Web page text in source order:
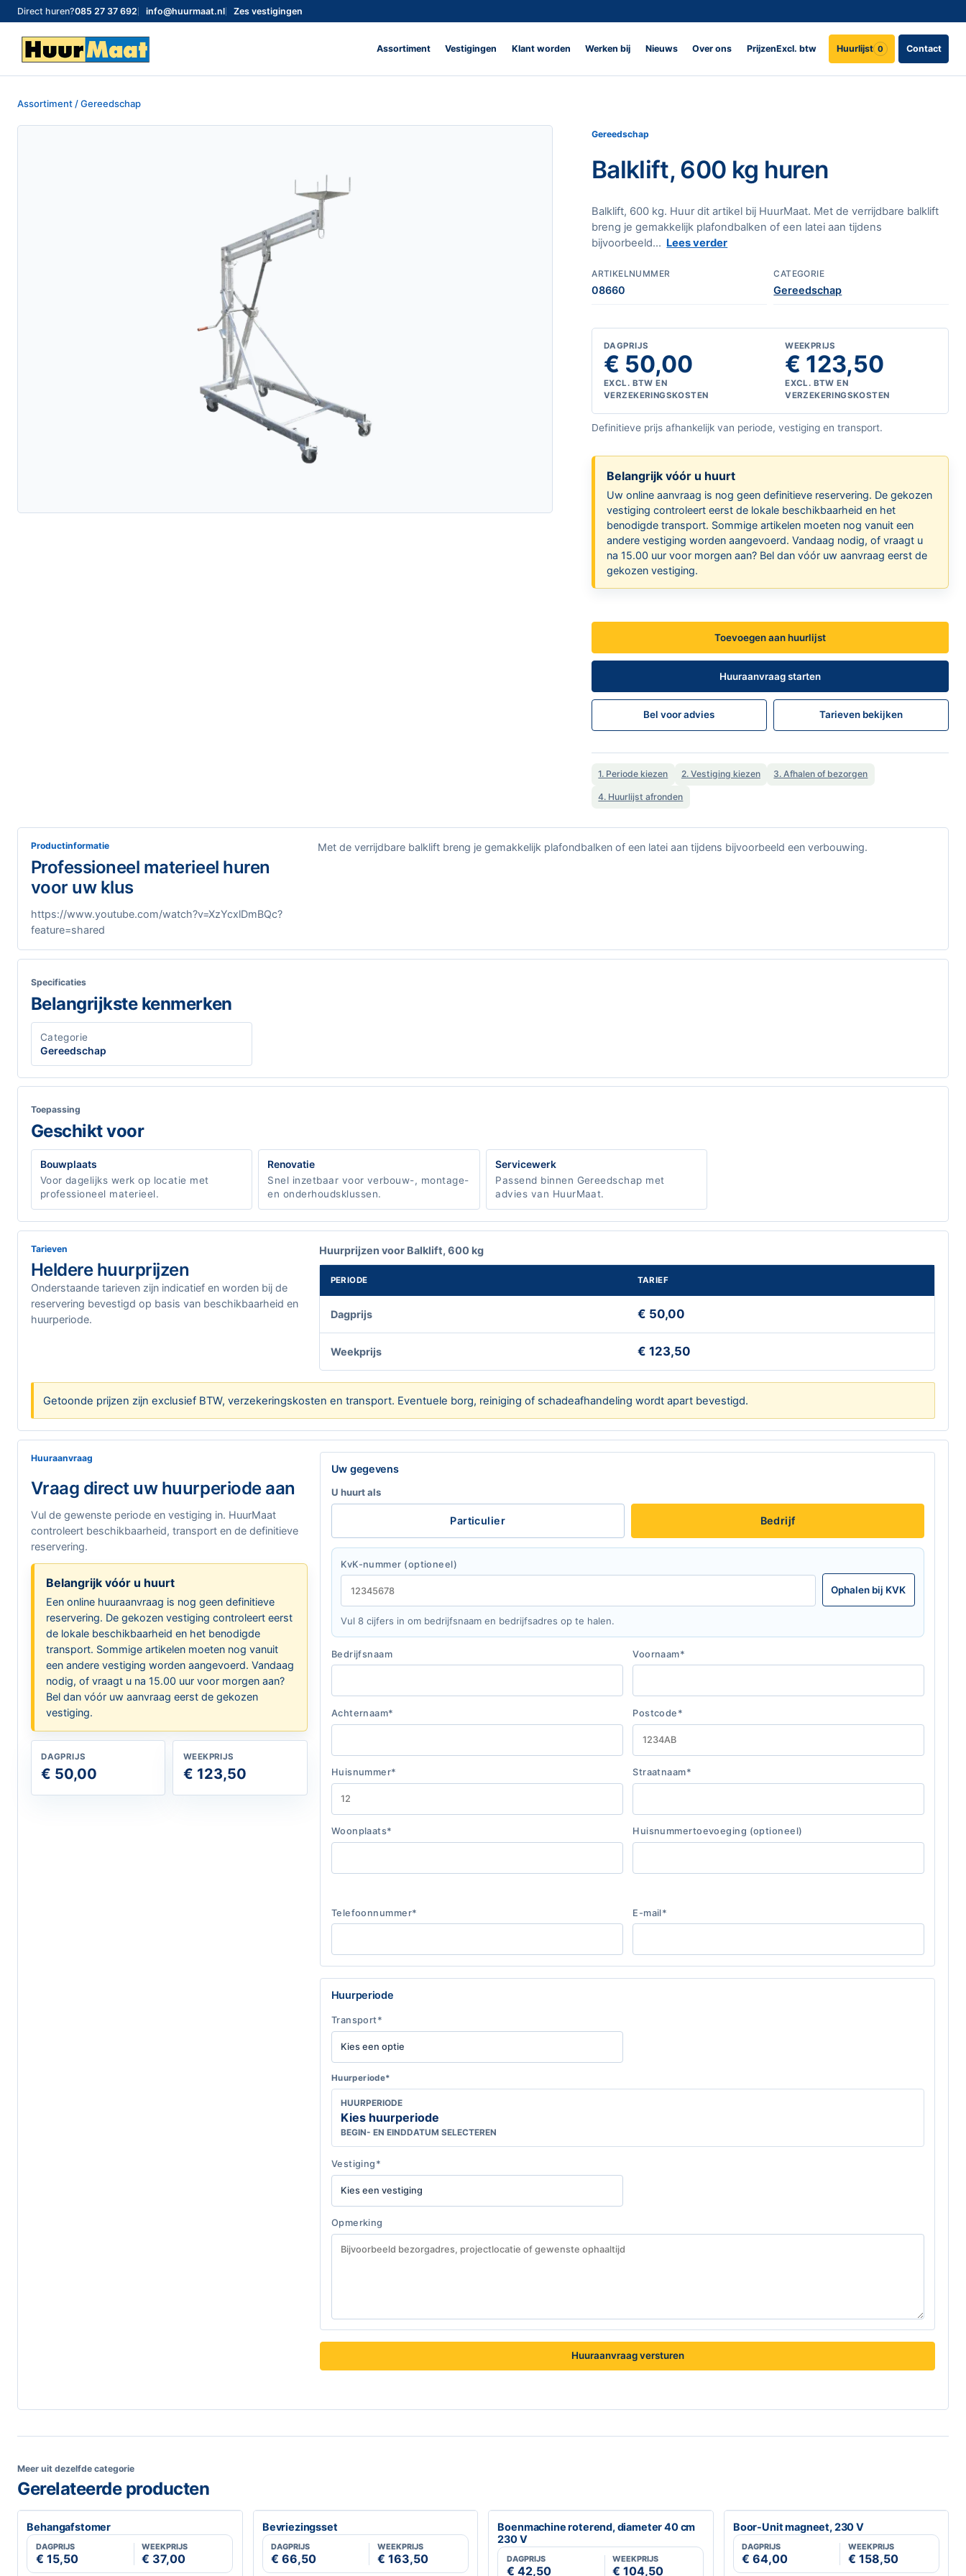
Direct huren?085 27 37 692 info@huurmaat.nl Zes vestigingen
Assortiment Vestigingen Klant worden Werken bij Nieuws Over ons PrijzenExcl. btw Huurlijst 0 Contact
Assortiment / Gereedschap
Gereedschap
Balklift, 600 kg huren
Balklift, 600 kg. Huur dit artikel bij HuurMaat. Met de verrijdbare balklift
breng je gemakkelijk plafondbalken of een latei aan tijdens
bijvoorbeeld... Lees verder
ARTIKELNUMMER
08660
CATEGORIE
Gereedschap
DAGPRIJS
€ 50,00
EXCL. BTW EN
VERZEKERINGSKOSTEN
WEEKPRIJS
€ 123,50
EXCL. BTW EN
VERZEKERINGSKOSTEN
Definitieve prijs afhankelijk van periode, vestiging en transport.
Belangrijk vóór u huurt
Uw online aanvraag is nog geen definitieve reservering. De gekozen
vestiging controleert eerst de lokale beschikbaarheid en het
benodigde transport. Sommige artikelen moeten nog vanuit een
andere vestiging worden aangevoerd. Vandaag nodig, of vraagt u
na 15.00 uur voor morgen aan? Bel dan vóór uw aanvraag eerst de
gekozen vestiging.
Toevoegen aan huurlijst
Huuraanvraag starten
Bel voor advies Tarieven bekijken
1. Periode kiezen 2. Vestiging kiezen 3. Afhalen of bezorgen
4. Huurlijst afronden
Productinformatie
Professioneel materieel huren
voor uw klus
Met de verrijdbare balklift breng je gemakkelijk plafondbalken of een latei aan tijdens bijvoorbeeld een verbouwing.
https://www.youtube.com/watch?v=XzYcxlDmBQc?
feature=shared
Specificaties
Belangrijkste kenmerken
Categorie
Gereedschap
Toepassing
Geschikt voor
Bouwplaats
Voor dagelijks werk op locatie met
professioneel materieel.
Renovatie
Snel inzetbaar voor verbouw-, montage-
en onderhoudsklussen.
Servicewerk
Passend binnen Gereedschap met
advies van HuurMaat.
Tarieven
Heldere huurprijzen
Onderstaande tarieven zijn indicatief en worden bij de
reservering bevestigd op basis van beschikbaarheid en
huurperiode.
Huurprijzen voor Balklift, 600 kg
PERIODE TARIEF
Dagprijs € 50,00
Weekprijs € 123,50
Getoonde prijzen zijn exclusief BTW, verzekeringskosten en transport. Eventuele borg, reiniging of schadeafhandeling wordt apart bevestigd.
Huuraanvraag
Vraag direct uw huurperiode aan
Vul de gewenste periode en vestiging in. HuurMaat
controleert beschikbaarheid, transport en de definitieve
reservering.
Belangrijk vóór u huurt
Een online huuraanvraag is nog geen definitieve
reservering. De gekozen vestiging controleert eerst
de lokale beschikbaarheid en het benodigde
transport. Sommige artikelen moeten nog vanuit
een andere vestiging worden aangevoerd. Vandaag
nodig, of vraagt u na 15.00 uur voor morgen aan?
Bel dan vóór uw aanvraag eerst de gekozen
vestiging.
DAGPRIJS
€ 50,00
WEEKPRIJS
€ 123,50
Uw gegevens
U huurt als
Particulier Bedrijf
KvK-nummer (optioneel)
Ophalen bij KVK
Vul 8 cijfers in om bedrijfsnaam en bedrijfsadres op te halen.
Bedrijfsnaam Voornaam*
Achternaam* Postcode*
Huisnummer* Straatnaam*
Woonplaats* Huisnummertoevoeging (optioneel)
Telefoonnummer* E-mail*
Huurperiode
Transport*
Huurperiode*
HUURPERIODE
Kies huurperiode
BEGIN- EN EINDDATUM SELECTEREN
Vestiging*
Opmerking
Huuraanvraag versturen
Meer uit dezelfde categorie
Gerelateerde producten
Behangafstomer
DAGPRIJS
€ 15,50
WEEKPRIJS
€ 37,00
Bevriezingsset
DAGPRIJS
€ 66,50
WEEKPRIJS
€ 163,50
Boenmachine roterend, diameter 40 cm
230 V
DAGPRIJS
€ 42,50
WEEKPRIJS
€ 104,50
Boor-Unit magneet, 230 V
DAGPRIJS
€ 64,00
WEEKPRIJS
€ 158,50